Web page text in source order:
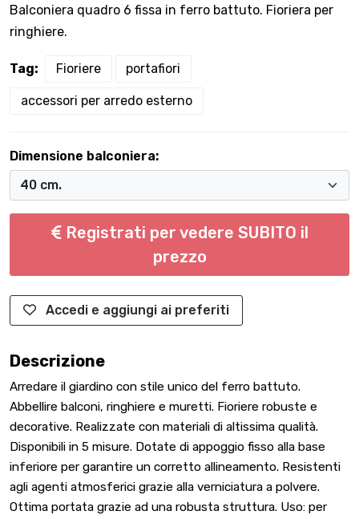
Balconiera quadro 6 fissa in ferro battuto. Fioriera per
ringhiere.
Tag: Fioriere portafiori
accessori per arredo esterno
Dimensione balconiera:
Registrati per vedere SUBITO il
prezzo
Accedi e aggiungi ai preferiti
Descrizione
Arredare il giardino con stile unico del ferro battuto.
Abbellire balconi, ringhiere e muretti. Fioriere robuste e
decorative. Realizzate con materiali di altissima qualità.
Disponibili in 5 misure. Dotate di appoggio fisso alla base
inferiore per garantire un corretto allineamento. Resistenti
agli agenti atmosferici grazie alla verniciatura a polvere.
Ottima portata grazie ad una robusta struttura. Uso: per